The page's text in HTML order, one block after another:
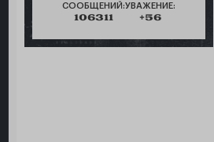
СООБЩЕНИЙ:
106311
УВАЖЕНИЕ:
+56